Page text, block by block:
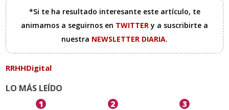
*Si te ha resultado interesante este artículo, te
animamos a seguirnos en TWITTERy a suscribirte a
nuestra NEWSLETTER DIARIA.
RRHHDigital
LO MÁS LEÍDO
1 2 3